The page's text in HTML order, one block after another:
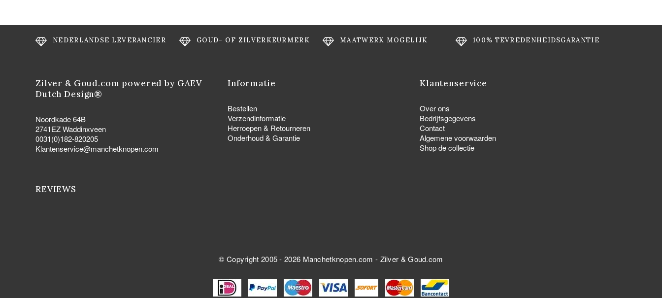
NEDERLANDSE LEVERANCIER GOUD- OF ZILVERKEURMERK MAATWERK MOGELIJK 100% TEVREDENHEIDSGARANTIE
Zilver & Goud.com powered by GAEV
Dutch Design®
Noordkade 64B
2741EZ Waddinxveen
0031(0)182-820205
Klantenservice@manchetknopen.com
Informatie
Bestellen
Verzendinformatie
Herroepen & Retourneren
Onderhoud & Garantie
Klantenservice
Over ons
Bedrijfsgegevens
Contact
Algemene voorwaarden
Shop de collectie
REVIEWS
© Copyright 2005 - 2026 Manchetknopen.com - Zilver & Goud.com